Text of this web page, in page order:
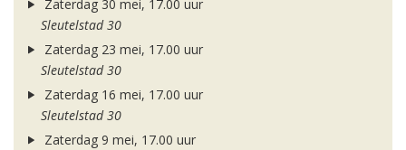
Zaterdag 30 mei, 17.00 uur
Sleutelstad 30
Zaterdag 23 mei, 17.00 uur
Sleutelstad 30
Zaterdag 16 mei, 17.00 uur
Sleutelstad 30
Zaterdag 9 mei, 17.00 uur